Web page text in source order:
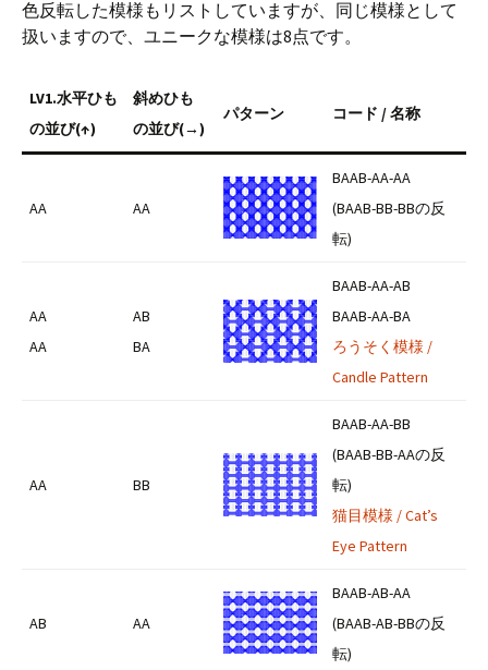
色反転した模様もリストしていますが、同じ模様として
扱いますので、ユニークな模様は8点です。
LV1.水平ひも
の並び(↑)
斜めひも
の並び(→)
パターン コード / 名称
AA AA
BAAB-AA-AA
(BAAB-BB-BBの反
転)
AA
AA
AB
BA
BAAB-AA-AB
BAAB-AA-BA
ろうそく模様 /
Candle Pattern
AA BB
BAAB-AA-BB
(BAAB-BB-AAの反
転)
猫目模様 / Cat’s
Eye Pattern
AB AA
BAAB-AB-AA
(BAAB-AB-BBの反
転)